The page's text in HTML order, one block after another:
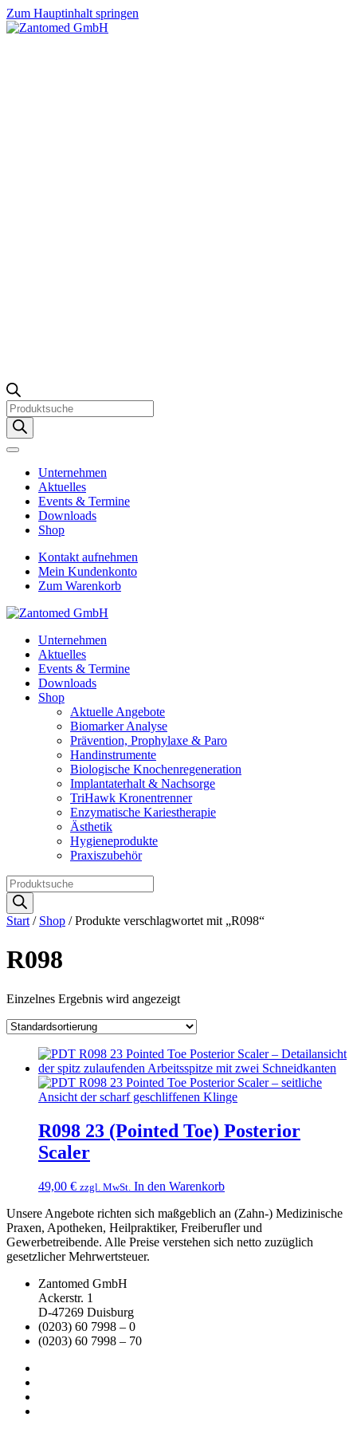
Zum Hauptinhalt springen
Products
search
Unternehmen
Aktuelles
Events & Termine
Downloads
Shop
Kontakt aufnehmen
Mein Kundenkonto
Zum Warenkorb
Unternehmen
Aktuelles
Events & Termine
Downloads
Shop
Aktuelle Angebote
Biomarker Analyse
Prävention, Prophylaxe & Paro
Handinstrumente
Biologische Knochenregeneration
Implantaterhalt & Nachsorge
TriHawk Kronentrenner
Enzymatische Kariestherapie
Ästhetik
Hygieneprodukte
Praxiszubehör
Products
search
Start / Shop / Produkte verschlagwortet mit „R098“
R098
Einzelnes Ergebnis wird angezeigt
R098 23 (Pointed Toe) Posterior
Scaler
49,00 € zzgl. MwSt. In den Warenkorb
Unsere Angebote richten sich maßgeblich an (Zahn-) Medizinische
Praxen, Apotheken, Heilpraktiker, Freiberufler und
Gewerbetreibende. Alle Preise verstehen sich netto zuzüglich
gesetzlicher Mehrwertsteuer.
Zantomed GmbH
Ackerstr. 1
D-47269 Duisburg
(0203) 60 7998 – 0
(0203) 60 7998 – 70